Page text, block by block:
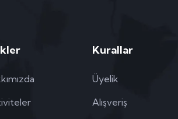
Kurallar
Üyelik
Alışveriş